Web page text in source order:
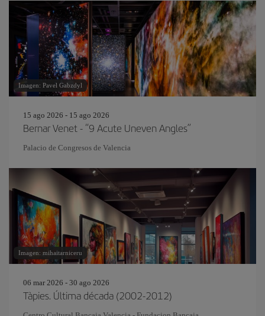
Imagen: Pavel Gabzdyl
15 ago 2026 - 15 ago 2026
Bernar Venet - “9 Acute Uneven Angles”
Palacio de Congresos de Valencia
Imagen: mihaitarniceru
06 mar 2026 - 30 ago 2026
Tàpies. Última década (2002-2012)